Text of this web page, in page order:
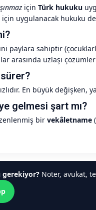
için Türk hukuku
için uygulanacak hukuku
paylara sahiptir
arasında uzlaşı
En büyük değişken,
gelmesi şart mı?
bir vekâletname
gerekiyor? Noter, avukat,